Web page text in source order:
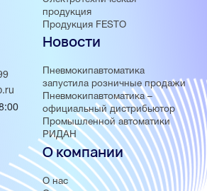
продукция
Продукция FESTO
Новости
Пневмокипавтоматика
запустила розничные продажи
Пневмокипавтоматика –
официальный дистрибьютор
Промышленной автоматики
РИДАН
О компании
О нас